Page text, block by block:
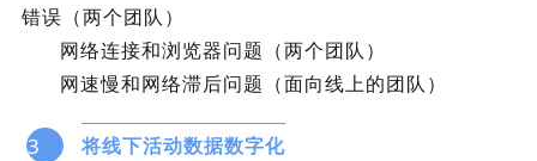
错误（两个团队）
网络连接和浏览器问题（两个团队）
网速慢和网络滞后问题（面向线上的团队）
3 将线下活动数据数字化